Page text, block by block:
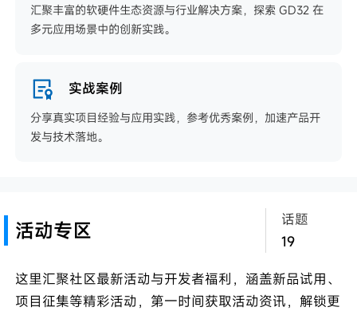
汇聚丰富的软硬件生态资源与行业解决方案，探索 GD32 在
多元应用场景中的创新实践。
实战案例
分享真实项目经验与应用实践，参考优秀案例，加速产品开
发与技术落地。
活动专区
话题
19
这里汇聚社区最新活动与开发者福利，涵盖新品试用、
项目征集等精彩活动，第一时间获取活动资讯，解锁更